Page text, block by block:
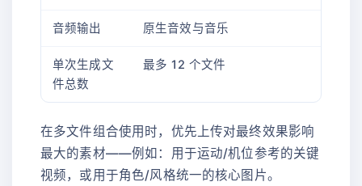
音频输出 原生音效与音乐
单次生成文
件总数
最多 12 个文件
在多文件组合使用时，优先上传对最终效果影响
最大的素材——例如：用于运动/机位参考的关键
视频，或用于角色/风格统一的核心图片。